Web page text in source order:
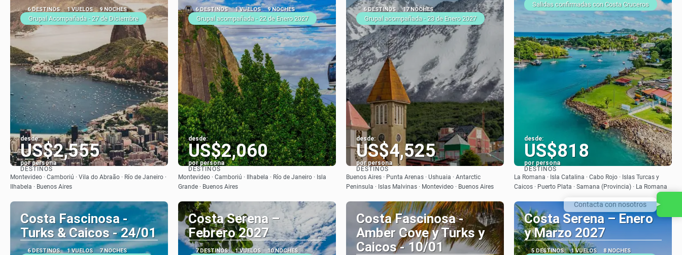
6 DESTINOS 1 VUELOS 9 NOCHES
Grupal Acompañada - 27 de Diciembre
desde:
US$2,555
por persona
Ver
DESTINOS
Montevideo · Camboriú · Vila do Abraão · Río de Janeiro ·
Ilhabela · Buenos Aires
6 DESTINOS 1 VUELOS 9 NOCHES
Grupal acompañada - 22 de Enero 2027
desde:
US$2,060
por persona
Ver
DESTINOS
Montevideo · Camboriú · Ilhabela · Río de Janeiro · Isla
Grande · Buenos Aires
6 DESTINOS 17 NOCHES
Grupal acompañada - 23 de Enero 2027
desde:
US$4,525
por persona
Ver
DESTINOS
Buenos Aires · Punta Arenas · Ushuaia · Antarctic
Peninsula · Islas Malvinas · Montevideo · Buenos Aires
Salidas confirmadas con Costa Cruceros
desde:
US$818
por persona
Ver
DESTINOS
La Romana · Isla Catalina · Cabo Rojo · Islas Turcas y
Caicos · Puerto Plata · Samana (Provincia) · La Romana
Costa Fascinosa -
Turks & Caicos - 24/01
6 DESTINOS 1 VUELOS 7 NOCHES
Costa Serena –
Febrero 2027
7 DESTINOS 1 VUELOS 10 NOCHES
Costa Fascinosa -
Amber Cove y Turks y
Caicos - 10/01
Costa Serena – Enero
y Marzo 2027
5 DESTINOS 1 VUELOS 8 NOCHES
Contacta con nosotros